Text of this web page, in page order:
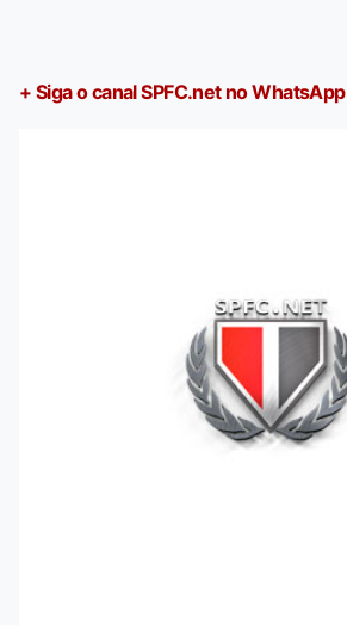
+ Siga o canal SPFC.net no WhatsApp